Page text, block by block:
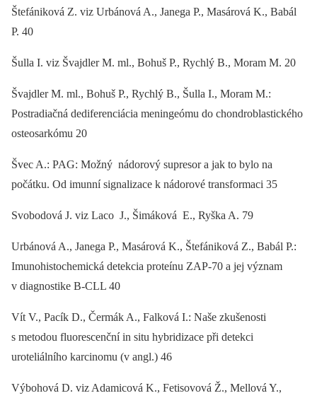
Štefániková Z. viz Urbánová A., Janega P., Masárová K., Babál
P. 40
Šulla I. viz Švajdler M. ml., Bohuš P., Rychlý B., Moram M. 20
Švajdler M. ml., Bohuš P., Rychlý B., Šulla I., Moram M.:
Postradiačná dediferenciácia meningeómu do chondroblastického
osteosarkómu 20
Švec A.: PAG: Možný nádorový supresor a jak to bylo na
počátku. Od imunní signalizace k nádorové transformaci 35
Svobodová J. viz Laco J., Šimáková E., Ryška A. 79
Urbánová A., Janega P., Masárová K., Štefániková Z., Babál P.:
Imunohistochemická detekcia proteínu ZAP-70 a jej význam
v diagnostike B-CLL 40
Vít V., Pacík D., Čermák A., Falková I.: Naše zkušenosti
s metodou fluorescenční in situ hybridizace při detekci
uroteliálního karcinomu (v angl.) 46
Výbohová D. viz Adamicová K., Fetisovová Ž., Mellová Y.,